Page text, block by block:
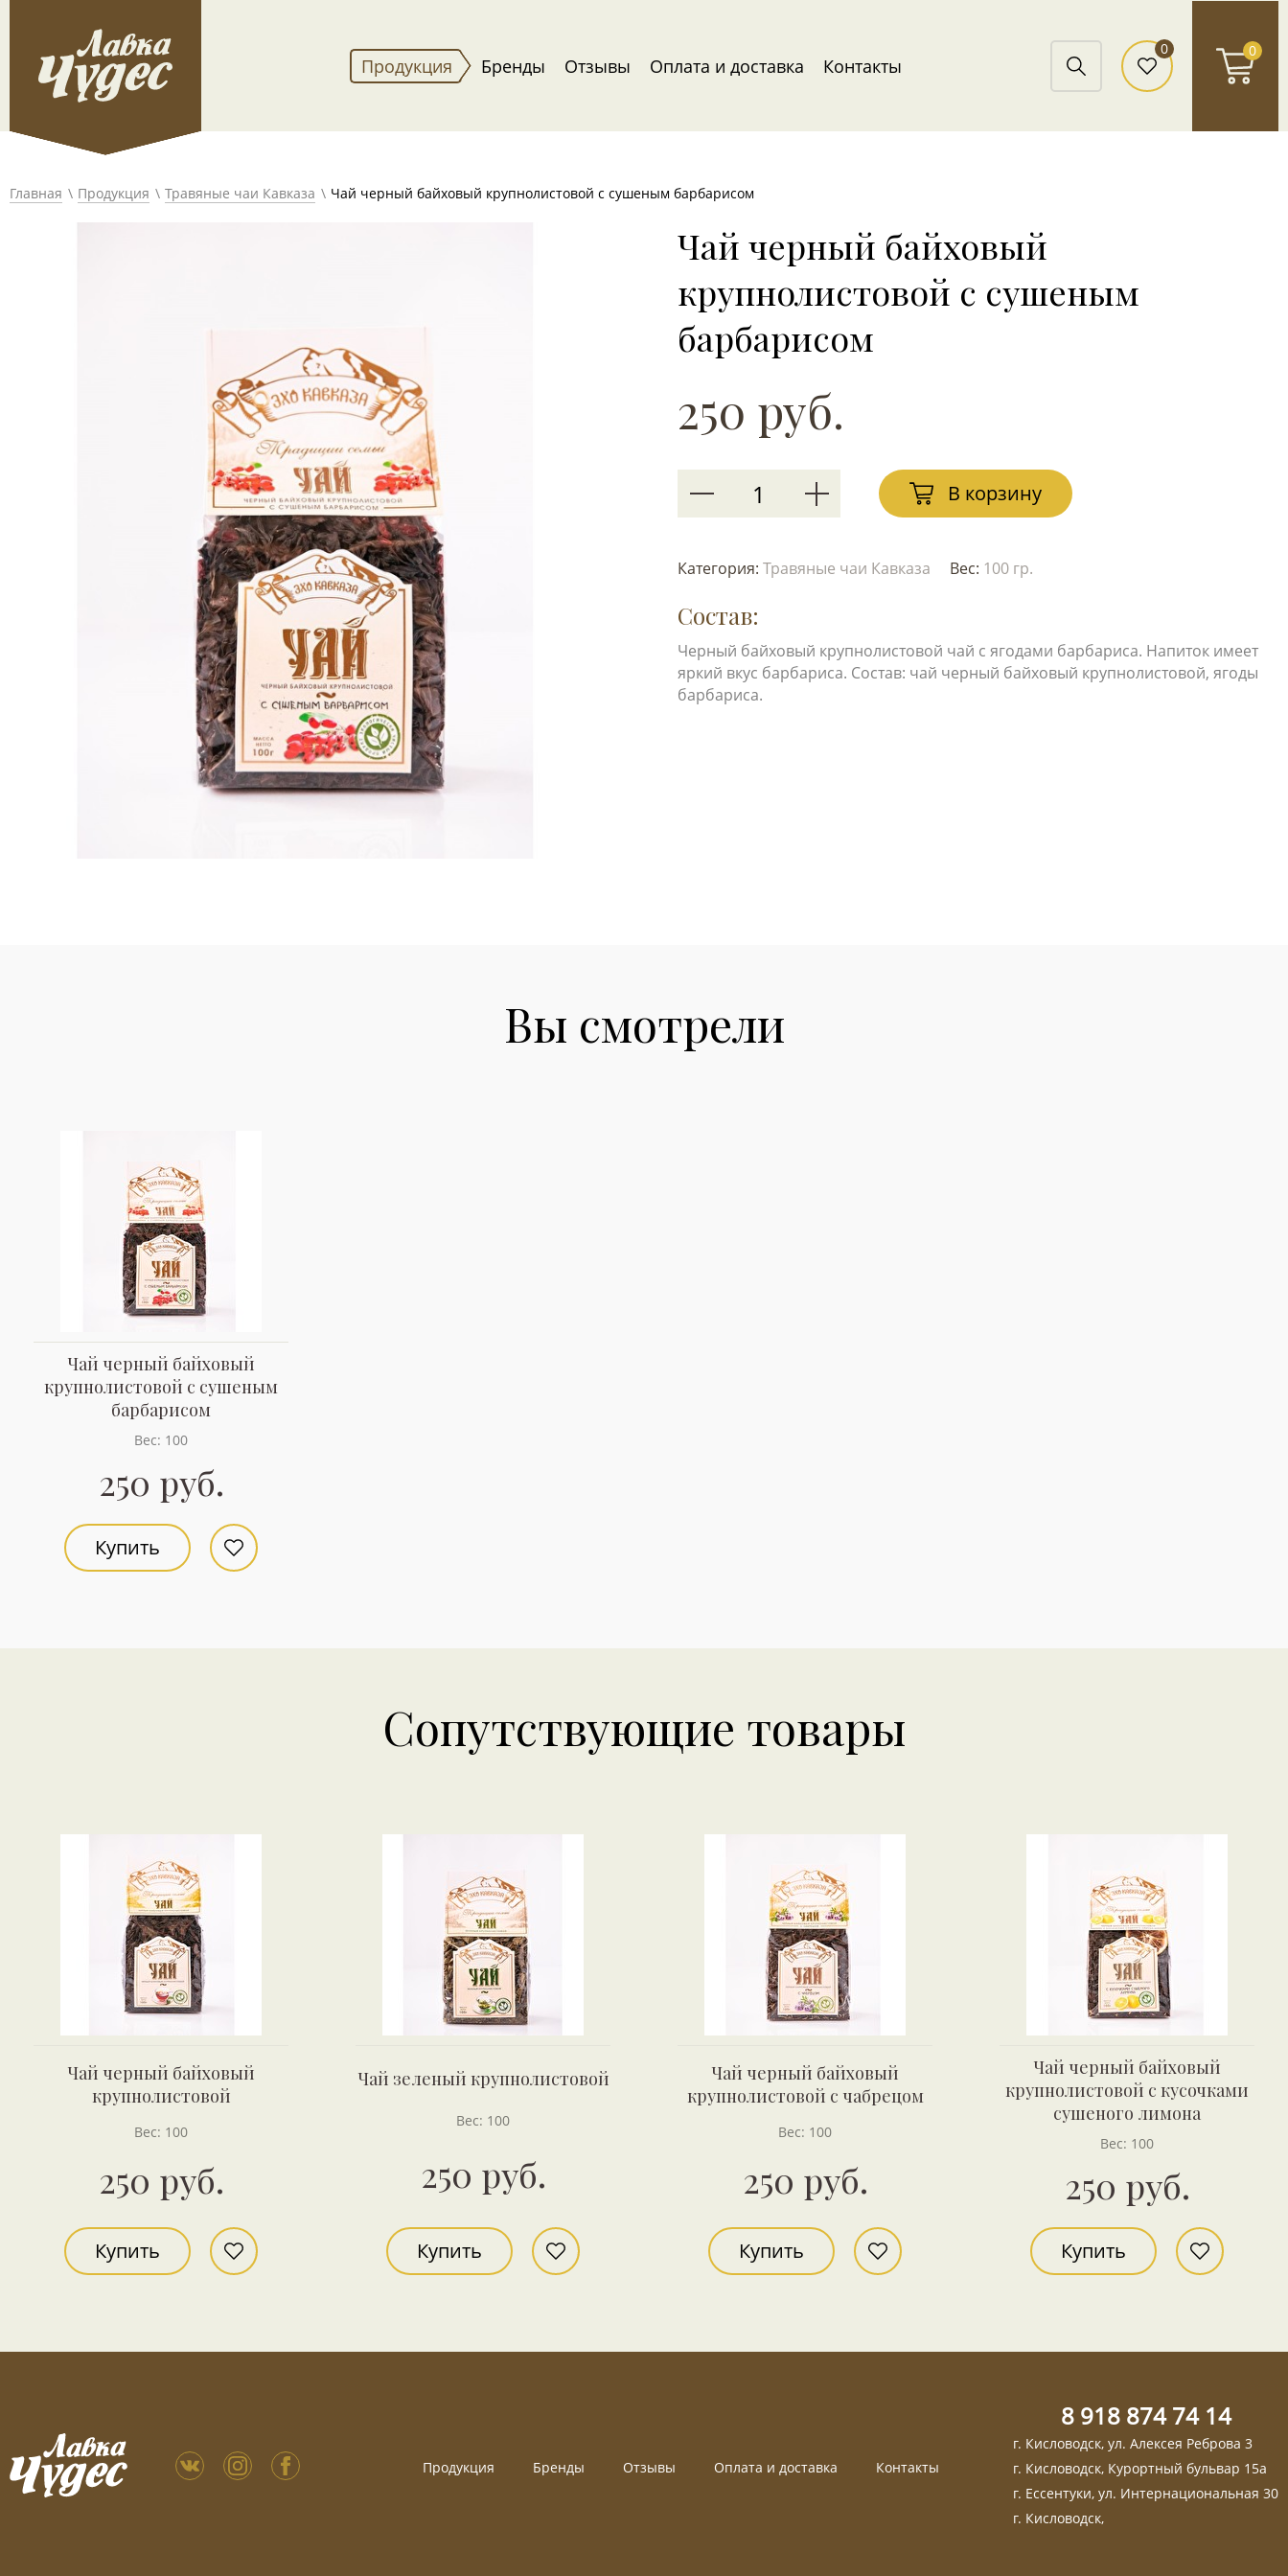
Продукция Бренды Отзывы Оплата и доставка Контакты
0 0
Главная Продукция Травяные чаи Кавказа Чай черный байховый крупнолистовой с сушеным барбарисом
Чай черный байховый
крупнолистовой с сушеным
барбарисом
250 руб.
В корзину
Категория: Травяные чаи Кавказа Вес: 100 гр.
Состав:
Черный байховый крупнолистовой чай с ягодами барбариса. Напиток имеет
яркий вкус барбариса. Состав: чай черный байховый крупнолистовой, ягоды
барбариса.
Вы смотрели
Чай черный байховый
крупнолистовой с сушеным
барбарисом
Вес: 100
250 руб.
Купить
Сопутствующие товары
Чай черный байховый
крупнолистовой
Вес: 100
250 руб.
Купить
Чай зеленый крупнолистовой
Вес: 100
250 руб.
Купить
Чай черный байховый
крупнолистовой с чабрецом
Вес: 100
250 руб.
Купить
Чай черный байховый
крупнолистовой с кусочками
сушеного лимона
Вес: 100
250 руб.
Купить
Продукция Бренды Отзывы Оплата и доставка Контакты
8 918 874 74 14
г. Кисловодск, ул. Алексея Реброва 3
г. Кисловодск, Курортный бульвар 15а
г. Ессентуки, ул. Интернациональная 30
г. Кисловодск,